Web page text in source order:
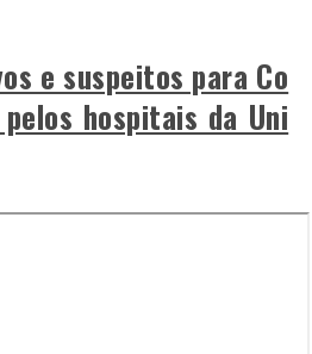
e suspeitos para Co
hospitais da Uni